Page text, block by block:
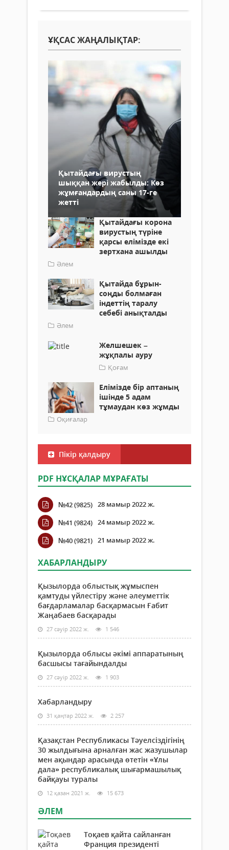
ҰҚСАС ЖАҢАЛЫҚТАР:
Қытайдағы вирустың
шыққан жері жабылды: Көз
жұмғандардың саны 17-ге
жетті
Қытайдағы корона
вирустың түріне
қарсы елімізде екі
зертхана ашылды
Әлем
Қытайда бұрын-
соңды болмаған
індеттің таралу
себебі анықталды
Әлем
Желшешек –
жұқпалы ауру
Қоғам
Елімізде бір аптаның
ішінде 5 адам
тұмаудан көз жұмды
Оқиғалар
Пікір қалдыру
PDF НҰСҚАЛАР МҰРАҒАТЫ
№42 (9825) 28 мамыр 2022 ж.
№41 (9824) 24 мамыр 2022 ж.
№40 (9821) 21 мамыр 2022 ж.
ХАБАРЛАНДЫРУ
Қызылорда облыстық жұмыспен
қамтуды үйлестіру және әлеуметтік
бағдарламалар басқармасын Ғабит
Жаңабаев басқарады
27 сәуір 2022 ж. 1 546
Қызылорда облысы әкімі аппаратының
басшысы тағайындалды
27 сәуір 2022 ж. 1 903
Хабарландыру
31 қаңтар 2022 ж. 2 257
Қазақстан Республикасы Тәуелсіздігінің
30 жылдығына арналған жас жазушылар
мен ақындар арасында өтетін «Ұлы
дала» республикалық шығармашылық
байқауы туралы
12 қазан 2021 ж. 15 673
ӘЛЕМ
Тоқаев қайта сайланған
Франция президенті